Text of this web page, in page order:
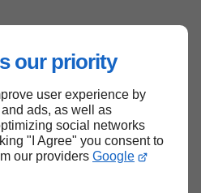
our priority
user experience by
ads, as well as
social networks
"I Agree" you consent to
our providers Google
de page